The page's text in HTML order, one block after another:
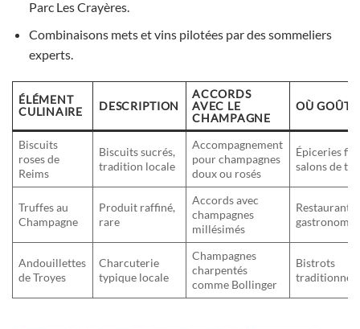
Parc Les Crayères.
Combinaisons mets et vins pilotées par des sommeliers
experts.
ÉLÉMENT
CULINAIRE
DESCRIPTION
ACCORDS
AVEC LE
CHAMPAGNE
OÙ
Biscuits
roses de
Reims
Biscuits sucrés,
tradition locale
Accompagnement
pour champagnes
doux ou rosés
Épiceries
salons de thé
Truffes au
Champagne
Produit raffiné,
rare
Accords avec
champagnes
millésimés
Restaurants
Andouillettes
de Troyes
Charcuterie
typique locale
Champagnes
charpentés
comme Bollinger
Bistrots
traditionnels